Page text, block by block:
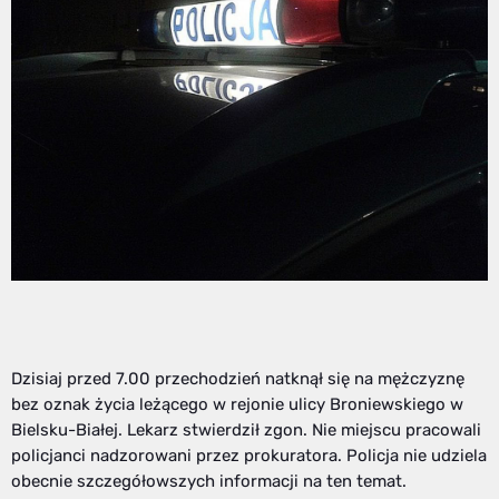
Dzisiaj przed 7.00 przechodzień natknął się na mężczyznę
bez oznak życia leżącego w rejonie ulicy Broniewskiego w
Bielsku-Białej. Lekarz stwierdził zgon. Nie miejscu pracowali
policjanci nadzorowani przez prokuratora. Policja nie udziela
obecnie szczegółowszych informacji na ten temat.